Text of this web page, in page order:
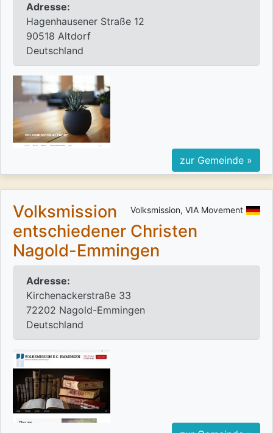
Adresse:
Hagenhausener Straße 12
90518 Altdorf
Deutschland
zur Gemeinde »
Volksmission, VIA Movement
Volksmission
entschiedener Christen
Nagold-Emmingen
Adresse:
Kirchenackerstraße 33
72202 Nagold-Emmingen
Deutschland